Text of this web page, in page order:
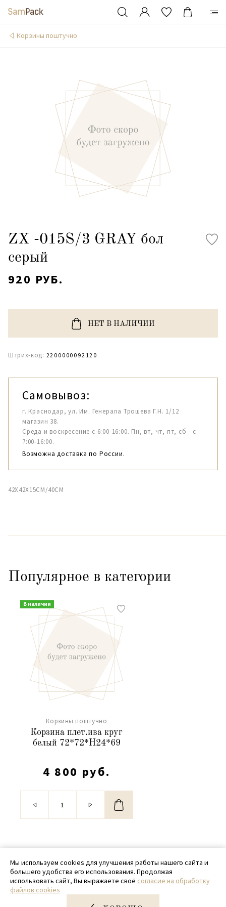
Корзины поштучно
ZX -015S/3 GRAY бол
серый
920 РУБ.
НЕТ В НАЛИЧИИ
Штрих-код: 2200000092120
Самовывоз:
г. Краснодар, ул. Им. Генерала Трошева Г.Н. 1/12
магазин 38.
Среда и воскресение с 6:00-16:00. Пн, вт, чт, пт, сб - с
7:00-16:00.
Возможна доставка по России.
42X42X15CM/40CM
Популярное в категории
В наличии
Корзины поштучно
Корзина плет.ива круг
белый 72*72*H24*69
4 800 руб.
© 2020 - 2026 SamPack
+ 7 (918) 699-97-87
zakaz@sampack.store
Мы используем cookies для улучшения работы нашего сайта и
большего удобства его использования. Продолжая
использовать сайт, Вы выражаете своё согласие на обработку
файлов cookies